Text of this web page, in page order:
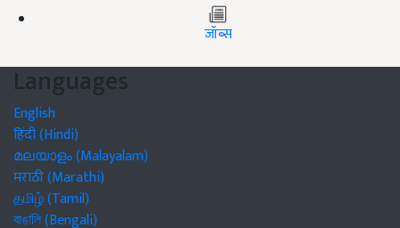
जॉब्स
Languages
English
हिंदी (Hindi)
മലയാളം (Malayalam)
मराठी (Marathi)
தமிழ் (Tamil)
বাঙালি (Bengali)